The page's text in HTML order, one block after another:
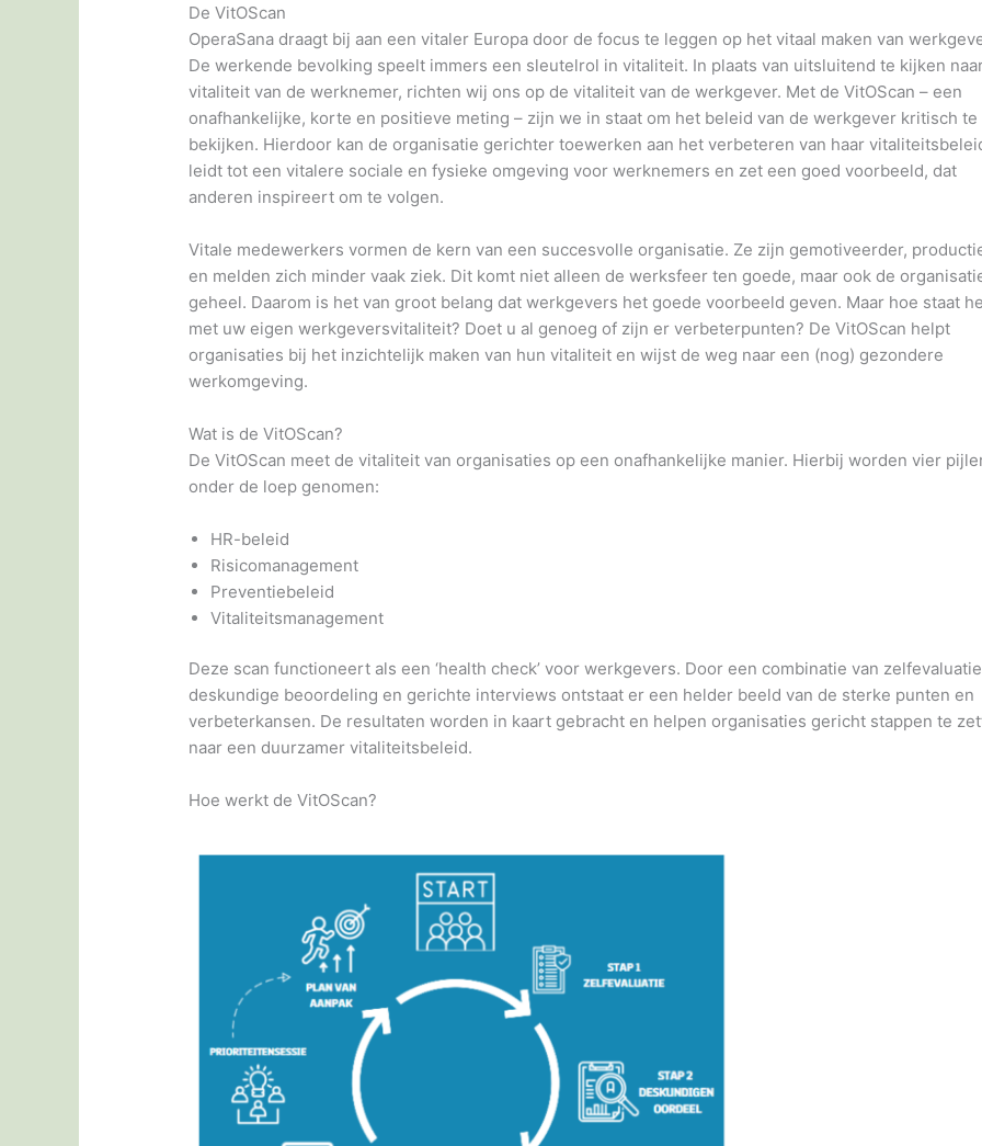
De VitOScan
OperaSana draagt bij aan een vitaler Europa door de focus te leggen op het vitaal maken van
De werkende bevolking speelt immers een sleutelrol in vitaliteit. In plaats van uitsluitend te kijken
vitaliteit van de werknemer, richten wij ons op de vitaliteit van de werkgever. Met de VitOScan – een
onafhankelijke, korte en positieve meting – zijn we in staat om het beleid van de werkgever kritisch te
bekijken. Hierdoor kan de organisatie gerichter toewerken aan het verbeteren van haar
leidt tot een vitalere sociale en fysieke omgeving voor werknemers en zet een goed voorbeeld, dat
anderen inspireert om te volgen.
Vitale medewerkers vormen de kern van een succesvolle organisatie. Ze zijn gemotiveerder,
en melden zich minder vaak ziek. Dit komt niet alleen de werksfeer ten goede, maar ook de
geheel. Daarom is het van groot belang dat werkgevers het goede voorbeeld geven. Maar hoe staat
met uw eigen werkgeversvitaliteit? Doet u al genoeg of zijn er verbeterpunten? De VitOScan helpt
organisaties bij het inzichtelijk maken van hun vitaliteit en wijst de weg naar een (nog) gezondere
werkomgeving.
Wat is de VitOScan?
De VitOScan meet de vitaliteit van organisaties op een onafhankelijke manier. Hierbij worden vier
onder de loep genomen:
HR-beleid
Risicomanagement
Preventiebeleid
Vitaliteitsmanagement
Deze scan functioneert als een ‘health check’ voor werkgevers. Door een combinatie van
deskundige beoordeling en gerichte interviews ontstaat er een helder beeld van de sterke punten en
verbeterkansen. De resultaten worden in kaart gebracht en helpen organisaties gericht stappen te
naar een duurzamer vitaliteitsbeleid.
Hoe werkt de VitOScan?